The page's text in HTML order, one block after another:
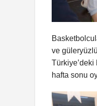
ve
Türkiye’deki
hafta sonu